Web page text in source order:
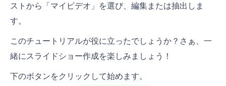
ストから「マイビデオ」を選び、編集または抽出しま
す。
このチュートリアルが役に立ったでしょうか？さぁ、一
緒にスライドショー作成を楽しみましょう！
下のボタンをクリックして始めます。